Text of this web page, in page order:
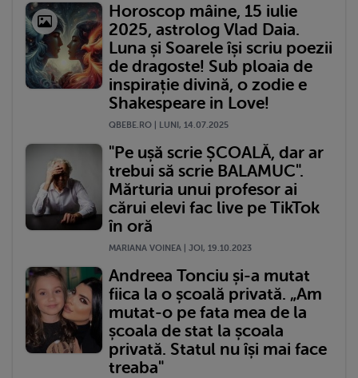
Horoscop mâine, 15 iulie
2025, astrolog Vlad Daia.
Luna și Soarele își scriu poezii
de dragoste! Sub ploaia de
inspirație divină, o zodie e
Shakespeare in Love!
QBEBE.RO | LUNI, 14.07.2025
"Pe ușă scrie ȘCOALĂ, dar ar
trebui să scrie BALAMUC".
Mărturia unui profesor ai
cărui elevi fac live pe TikTok
în oră
MARIANA VOINEA | JOI, 19.10.2023
Andreea Tonciu și-a mutat
fiica la o școală privată. „Am
mutat-o pe fata mea de la
școala de stat la școala
privată. Statul nu își mai face
treaba"